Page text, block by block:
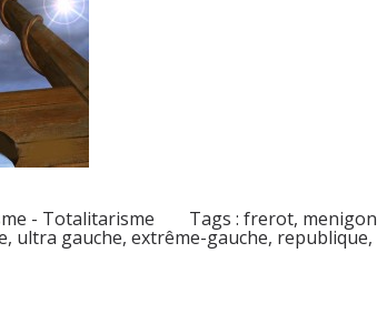
- Totalitarisme Tags :frerot, menigon
, ultra gauche, extrême-gauche, republique,